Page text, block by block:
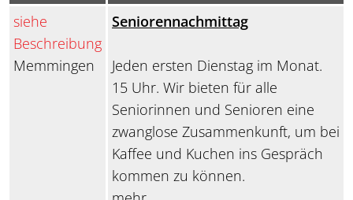
siehe
Beschreibung
Memmingen
Seniorennachmittag
Jeden ersten Dienstag im Monat.
15 Uhr. Wir bieten für alle
Seniorinnen und Senioren eine
zwanglose Zusammenkunft, um bei
Kaffee und Kuchen ins Gespräch
kommen zu können.